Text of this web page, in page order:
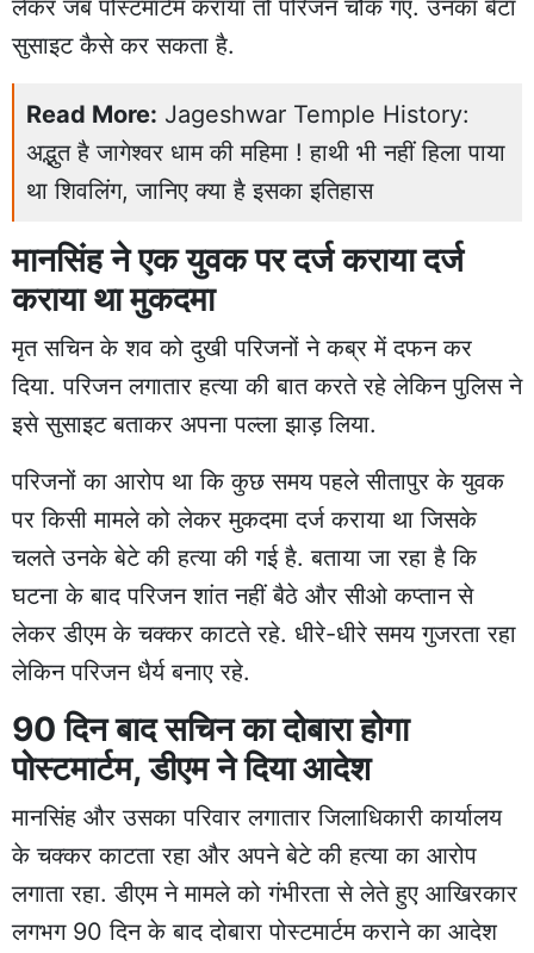
लेकर जब पोस्टमार्टम कराया तो परिजन चौंक गए. उनका बेटा
सुसाइट कैसे कर सकता है.
Read More: Jageshwar Temple History:
अद्भुत है जागेश्वर धाम की महिमा ! हाथी भी नहीं हिला पाया
था शिवलिंग, जानिए क्या है इसका इतिहास
मानसिंह ने एक युवक पर दर्ज कराया दर्ज
कराया था मुकदमा
मृत सचिन के शव को दुखी परिजनों ने कब्र में दफन कर
दिया. परिजन लगातार हत्या की बात करते रहे लेकिन पुलिस ने
इसे सुसाइट बताकर अपना पल्ला झाड़ लिया.
परिजनों का आरोप था कि कुछ समय पहले सीतापुर के युवक
पर किसी मामले को लेकर मुकदमा दर्ज कराया था जिसके
चलते उनके बेटे की हत्या की गई है. बताया जा रहा है कि
घटना के बाद परिजन शांत नहीं बैठे और सीओ कप्तान से
लेकर डीएम के चक्कर काटते रहे. धीरे-धीरे समय गुजरता रहा
लेकिन परिजन धैर्य बनाए रहे.
90 दिन बाद सचिन का दोबारा होगा
पोस्टमार्टम, डीएम ने दिया आदेश
मानसिंह और उसका परिवार लगातार जिलाधिकारी कार्यालय
के चक्कर काटता रहा और अपने बेटे की हत्या का आरोप
लगाता रहा. डीएम ने मामले को गंभीरता से लेते हुए आखिरकार
लगभग 90 दिन के बाद दोबारा पोस्टमार्टम कराने का आदेश